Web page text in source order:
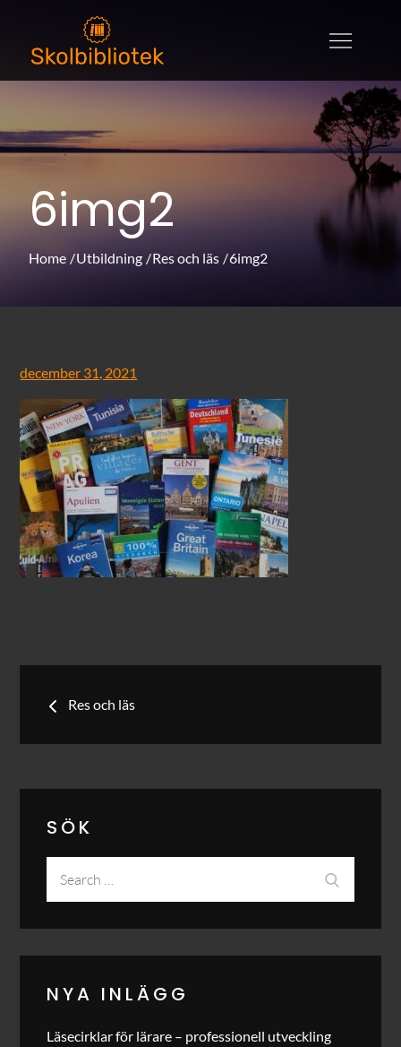
content
skolbibliotek.se
skolbibliotek.se – allt om litteratur,
utbildningar och böcker
6img2
Home Utbildning Res och läs 6img2
Posted
on
december 31, 2021
Inläggsnavigering
Res och läs
SÖK
NYA INLÄGG
Läsecirklar för lärare – professionell utveckling